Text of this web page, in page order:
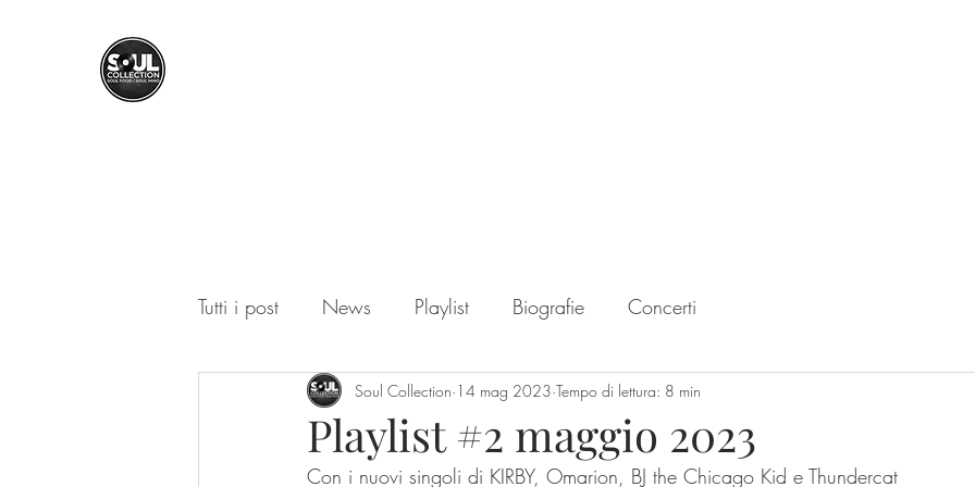
Tutti i post News Playlist Biografie Concerti
Playlist #2 maggio 2023
Soul Collection 14 mag 2023 Tempo di lettura: 8 min
Con i nuovi singoli di KIRBY, Omarion, BJ the Chicago Kid e Thundercat